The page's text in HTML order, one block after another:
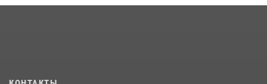
Крещения Руси